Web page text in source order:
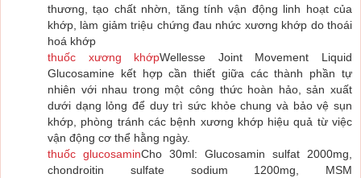
thương, tạo chất nhờn, tăng tính vận động linh hoạt của
khớp, làm giảm triệu chứng đau nhức xương khớp do thoái
hoá khớp
thuốc xương khớpWellesse Joint Movement Liquid
Glucosamine kết hợp cần thiết giữa các thành phần tự
nhiên với nhau trong một công thức hoàn hảo, sản xuất
dưới dạng lỏng để duy trì sức khỏe chung và bảo vệ sụn
khớp, phòng tránh các bệnh xương khớp hiệu quả từ việc
vận động cơ thể hằng ngày.
thuốc glucosaminCho 30ml: Glucosamin sulfat 2000mg,
chondroitin sulfate sodium 1200mg, MSM